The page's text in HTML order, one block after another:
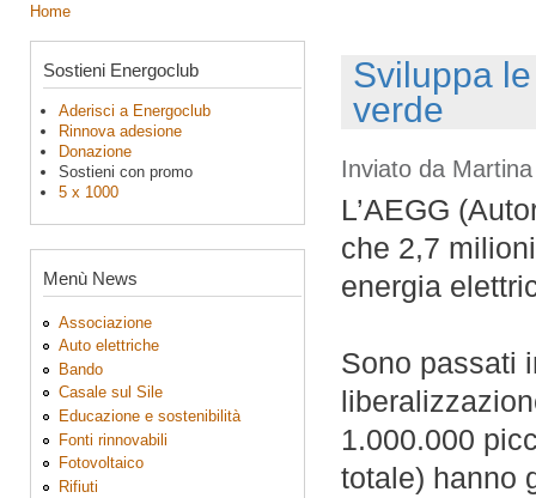
Home
Sostieni Energoclub
Aderisci a Energoclub
Rinnova adesione
Donazione
Sostieni con promo
5 x 1000
Menù News
Associazione
Auto elettriche
Bando
Casale sul Sile
Educazione e sostenibilità
Fonti rinnovabili
Fotovoltaico
Rifiuti
Sviluppa
verde
Inviato da
L’AEGG
che 2,7
energia
Sono passati
1.000.000
totale) hanno